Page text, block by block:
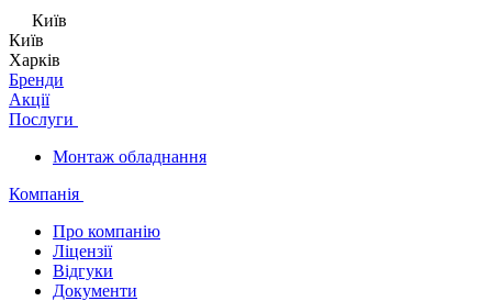
Київ
Київ
Харків
Бренди
Акції
Послуги
Монтаж обладнання
Компанія
Про компанію
Ліцензії
Відгуки
Документи